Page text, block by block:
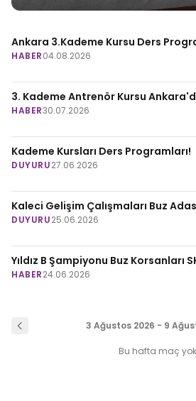
Ankara 3.Kademe Kursu Ders
HABER04.08.2026
3. Kademe Antrenör Kursu
HABER30.07.2026
Kademe Kursları Ders Programları!
DUYURU27.06.2026
Kaleci Gelişim Çalışmaları Buz
DUYURU25.06.2026
Yıldız B Şampiyonu Buz Korsanları
HABER24.06.2026
3 Ağustos 2026 - 9
Bu hafta maç yok